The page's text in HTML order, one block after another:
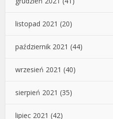
listopad 2021 (20)
październik 2021 (44)
wrzesień 2021 (40)
sierpień 2021 (35)
lipiec 2021 (42)